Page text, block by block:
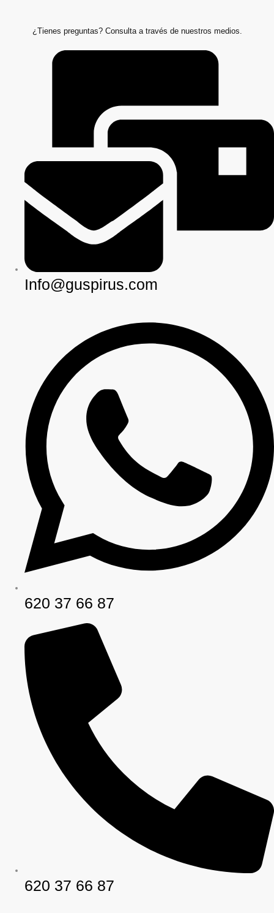
¿Tienes preguntas? Consulta a través de nuestros medios.
Info@guspirus.com
620 37 66 87
620 37 66 87